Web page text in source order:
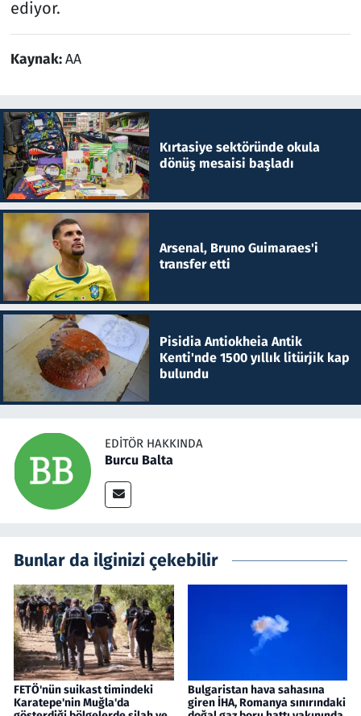
ediyor.
Kaynak:AA
Kırtasiye sektöründe okula
dönüş mesaisi başladı
Arsenal, Bruno Guimaraes'i
transfer etti
Pisidia Antiokheia Antik
Kenti'nde 1500 yıllık litürjik kap
bulundu
EDITÖR HAKKINDA
Burcu Balta
Bunlar da ilginizi çekebilir
FETÖ'nün suikast timindeki
Karatepe'nin Muğla'da
Bulgaristan hava sahasına
giren İHA, Romanya sınırındaki